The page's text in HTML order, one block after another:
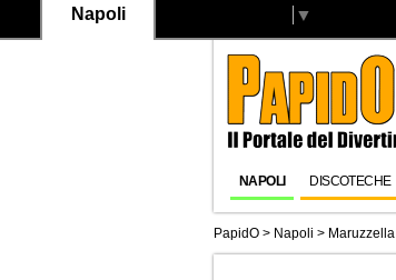
Napoli ▼
NAPOLI DISCOTECHE
PapidO > Napoli > Maruzzella